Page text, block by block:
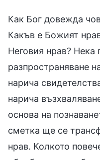
Как Бог довежда
Какъв е Божият
Неговия нрав? Нека
разпространяване
нарича
нарича
основа на
сметка ще се
нрав. Колкото